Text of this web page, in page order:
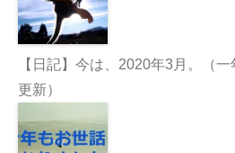
【日記】今は、2020年3月。（
更新）